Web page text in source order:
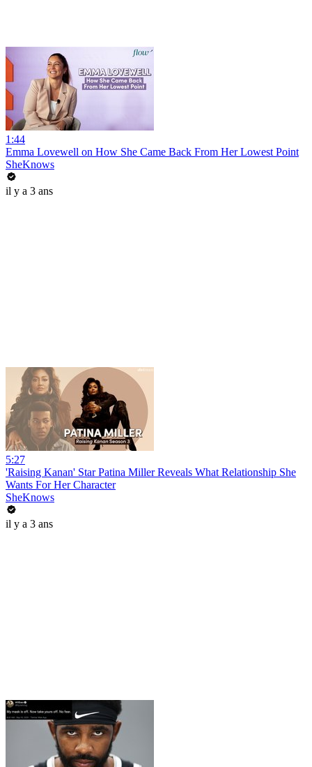
1:44
Emma Lovewell on How She Came Back From Her Lowest Point
SheKnows
il y a 3 ans
5:27
'Raising Kanan' Star Patina Miller Reveals What Relationship She
Wants For Her Character
SheKnows
il y a 3 ans